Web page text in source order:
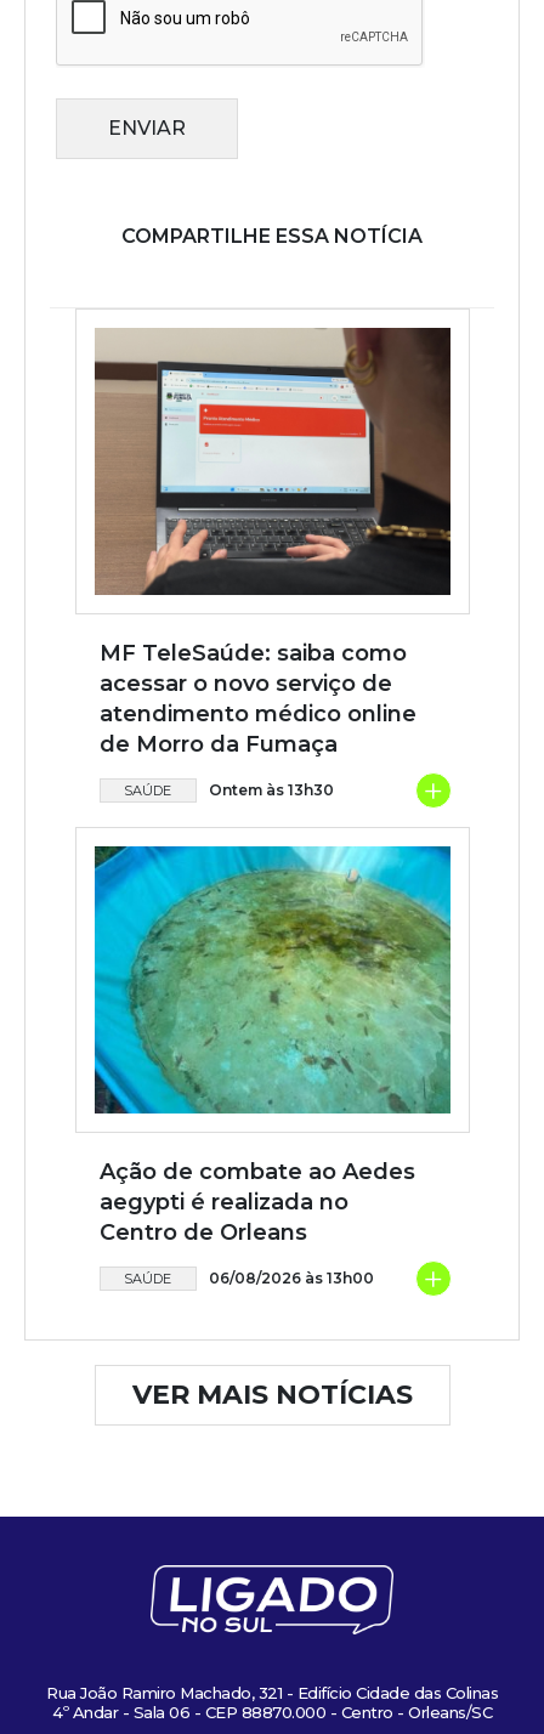
ENVIAR
COMPARTILHE ESSA NOTÍCIA
MF TeleSaúde: saiba como
acessar o novo serviço de
atendimento médico online
de Morro da Fumaça
SAÚDE Ontem às 13h30 +
Ação de combate ao Aedes
aegypti é realizada no
Centro de Orleans
SAÚDE 06/08/2026 às 13h00 +
VER MAIS NOTÍCIAS
Rua João Ramiro Machado, 321 - Edifício Cidade das Colinas
4º Andar - Sala 06 - CEP 88870.000 - Centro - Orleans/SC